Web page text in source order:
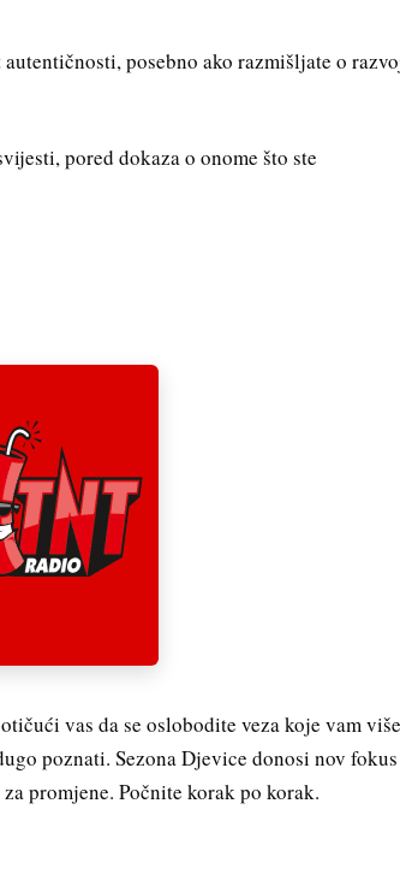
posebno ako razmišljate o
pored dokaza o onome što ste
vas da se oslobodite veza koje vam više
poznati. Sezona Djevice donosi nov
promjene. Počnite korak po korak.